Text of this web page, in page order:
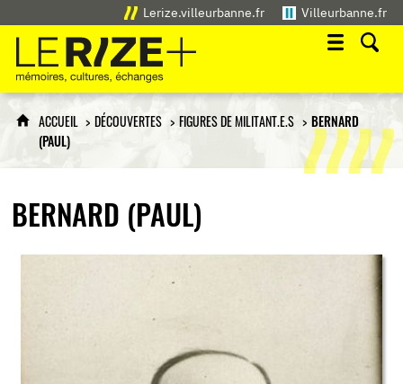
Lerize.villeurbanne.fr Villeurbanne.fr
Le Rize+
mémoires, cultures, échanges
ACCUEIL DÉCOUVERTES FIGURES DE MILITANT.E.S
BERNARD
(PAUL)
BERNARD (PAUL)